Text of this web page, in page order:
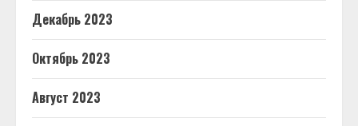
Декабрь 2023
Октябрь 2023
Август 2023